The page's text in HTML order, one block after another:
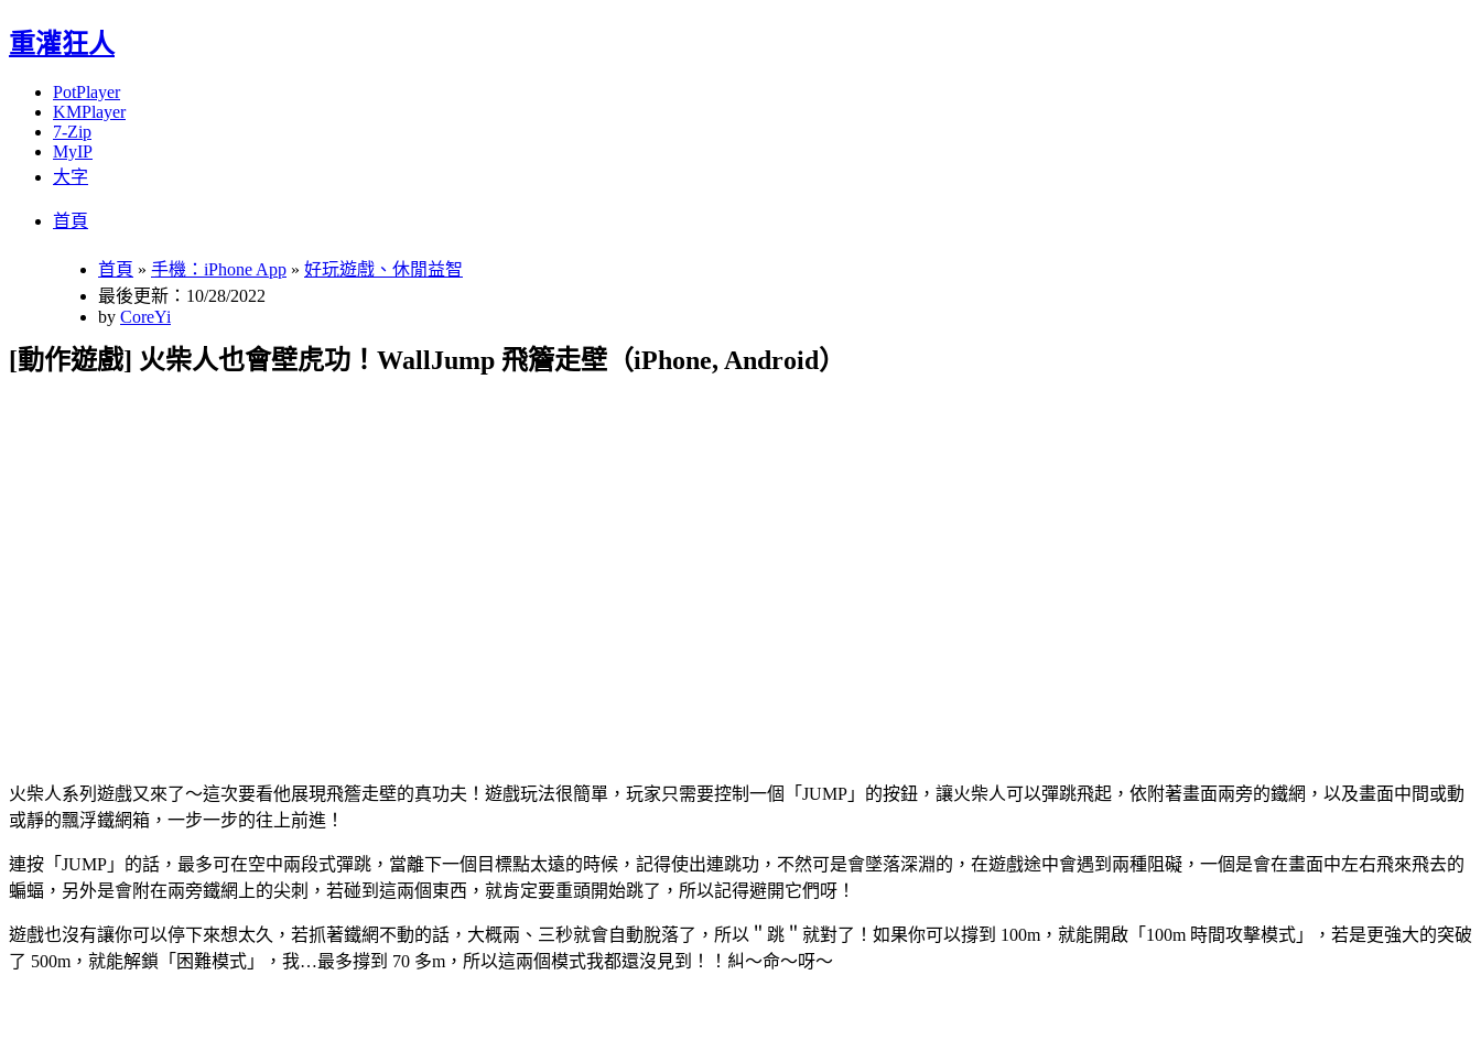
重灌狂人
PotPlayer
KMPlayer
7-Zip
MyIP
大字
首頁
首頁 » 手機：iPhone App » 好玩遊戲、休閒益智
最後更新：10/28/2022
by CoreYi
[動作遊戲] 火柴人也會壁虎功！WallJump 飛簷走壁（iPhone, Android）
火柴人系列遊戲又來了～這次要看他展現飛簷走壁的真功夫！遊戲玩法很簡單，玩家只需要控制一個「JUMP」的按鈕，讓火柴人可以彈跳飛起，依附著畫面兩旁的鐵網，以及畫面中間或動
或靜的飄浮鐵網箱，一步一步的往上前進！
連按「JUMP」的話，最多可在空中兩段式彈跳，當離下一個目標點太遠的時候，記得使出連跳功，不然可是會墜落深淵的，在遊戲途中會遇到兩種阻礙，一個是會在畫面中左右飛來飛去的
蝙蝠，另外是會附在兩旁鐵網上的尖刺，若碰到這兩個東西，就肯定要重頭開始跳了，所以記得避開它們呀！
遊戲也沒有讓你可以停下來想太久，若抓著鐵網不動的話，大概兩、三秒就會自動脫落了，所以＂跳＂就對了！如果你可以撐到 100m，就能開啟「100m 時間攻擊模式」，若是更強大的突破
了 500m，就能解鎖「困難模式」，我…最多撐到 70 多m，所以這兩個模式我都還沒見到！！糾～命～呀～